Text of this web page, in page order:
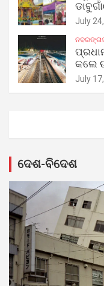
July
କଲେ
July
ଦେଶ-ବିଦେଶ